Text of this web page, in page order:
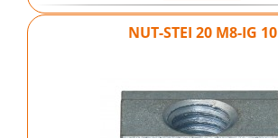
NUT-STEI 20 M8-IG 10